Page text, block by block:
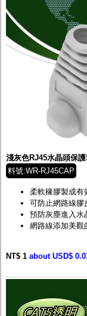
淺灰色RJ45水晶頭保
料號:WR-RJ45CAP
柔軟橡膠製成有
可防止網路線膠
預防灰塵進入水
網路線添加美觀
NT$ 1 about USD$